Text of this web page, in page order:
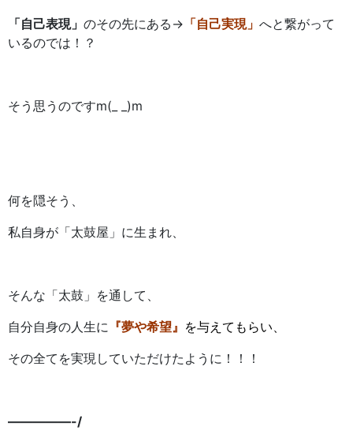
「自己表現」 のその先にある→ 「自己実現」 へと繋がって
いるのでは！？
そう思うのですm(_ _)m
何を隠そう、
私自身が「太鼓屋」に生まれ、
そんな「太鼓」を通して、
自分自身の人生に 『夢や希望』 を与えてもらい、
その全てを実現していただけたように！！！
—————-/